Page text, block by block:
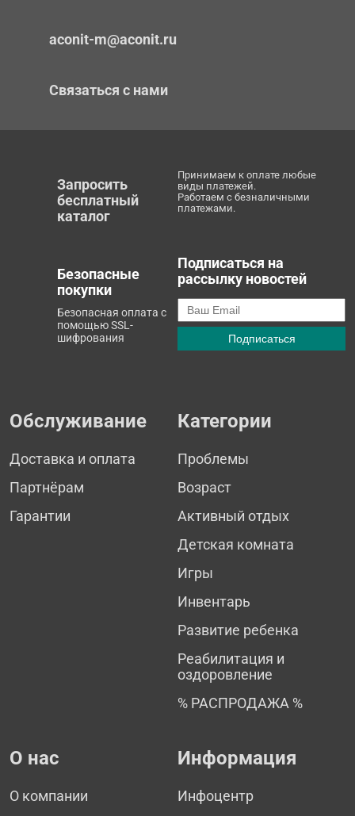
aconit-m@aconit.ru
Связаться с нами
Запросить
бесплатный
каталог
Принимаем к оплате любые
виды платежей.
Работаем с безналичными
платежами.
Безопасные
покупки
Безопасная оплата с
помощью SSL-
шифрования
Подписаться на
рассылку новостей
Обслуживание
Доставка и оплата
Партнёрам
Гарантии
Категории
Проблемы
Возраст
Активный отдых
Детская комната
Игры
Инвентарь
Развитие ребенка
Реабилитация и
оздоровление
% РАСПРОДАЖА %
О нас
О компании
Информация
Инфоцентр